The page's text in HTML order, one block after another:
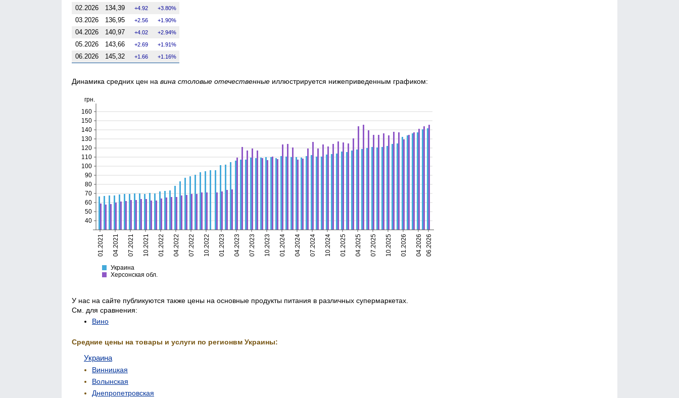
02.2026 134,39 4.92 3.80%
03.2026 136,95 2.56 1.90%
04.2026 140,97 4.02 2.94%
05.2026 143,66 2.69 1.91%
06.2026 145,32 1.66 1.16%
Динамика средних цен на вина столовые отечественные иллюстрируется нижеприведенным графиком:
Украина
Херсонская
01.2021 04.2021 07.2021 10.2021 01.2022 04.2022 07.2022 10.2022 01.2023 04.2023 07.2023 10.2023 01.2024 04.2024 07.2024 10.2024 01.2025 04.2025 07.2025 10.2025 01.2026 04.2026 06.2026
40
50
60
70
80
90
100
110
120
130
140
150
160
грн.
Украина
Херсонская обл.
У нас на сайте публикуются также цены на основные продукты питания в различных супермаркетах.
См. для сравнения:
Вино
Средние цены на товары и услуги по регионвм Украины:
Украина
Винницкая
Волынская
Днепропетровская